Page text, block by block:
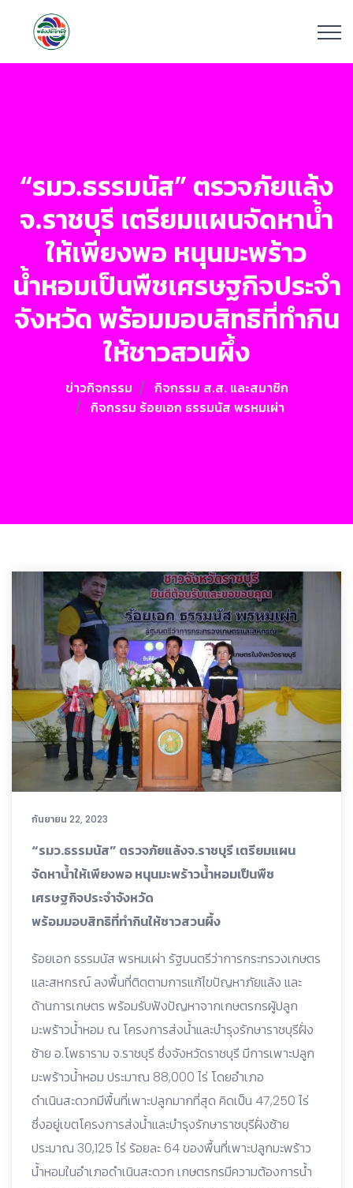
“รมว.ธรรมนัส” ตรวจภัยแล้ง
จ.ราชบุรี เตรียมแผนจัดหาน้ำ
ให้เพียงพอ หนุนมะพร้าว
น้ำหอมเป็นพืชเศรษฐกิจประจำ
จังหวัด พร้อมมอบสิทธิที่ทำกิน
ให้ชาวสวนผึ้ง
ข่าวกิจกรรม
กิจกรรม ส.ส. และสมาชิก
กิจกรรม ร้อยเอก ธรรมนัส พรหมเผ่า
กันยายน 22, 2023
“รมว.ธรรมนัส” ตรวจภัยแล้งจ.ราชบุรี เตรียมแผน
จัดหาน้ำให้เพียงพอ หนุนมะพร้าวน้ำหอมเป็นพืช
เศรษฐกิจประจำจังหวัด
พร้อมมอบสิทธิที่ทำกินให้ชาวสวนผึ้ง
ร้อยเอก ธรรมนัส พรหมเผ่า รัฐมนตรีว่าการกระทรวงเกษตร
และสหกรณ์ ลงพื้นที่ติดตามการแก้ไขปัญหาภัยแล้ง และ
ด้านการเกษตร พร้อมรับฟังปัญหาจากเกษตรกรผู้ปลูก
มะพร้าวน้ำหอม ณ โครงการส่งน้ำและบำรุงรักษาราชบุรีฝั่ง
ซ้าย อ.โพธาราม จ.ราชบุรี ซึ่งจังหวัดราชบุรี มีการเพาะปลูก
มะพร้าวน้ำหอม ประมาณ 88,000 ไร่ โดยอำเภอ
ดำเนินสะดวกมีพื้นที่เพาะปลูกมากที่สุด คิดเป็น 47,250 ไร่
ซึ่งอยู่เขตโครงการส่งน้ำและบํารุงรักษาราชบุรีฝั่งซ้าย
ประมาณ 30,125 ไร่ ร้อยละ 64 ของพื้นที่เพาะปลูกมะพร้าว
น้ำหอมในอําเภอดําเนินสะดวก เกษตรกรมีความต้องการน้ำ